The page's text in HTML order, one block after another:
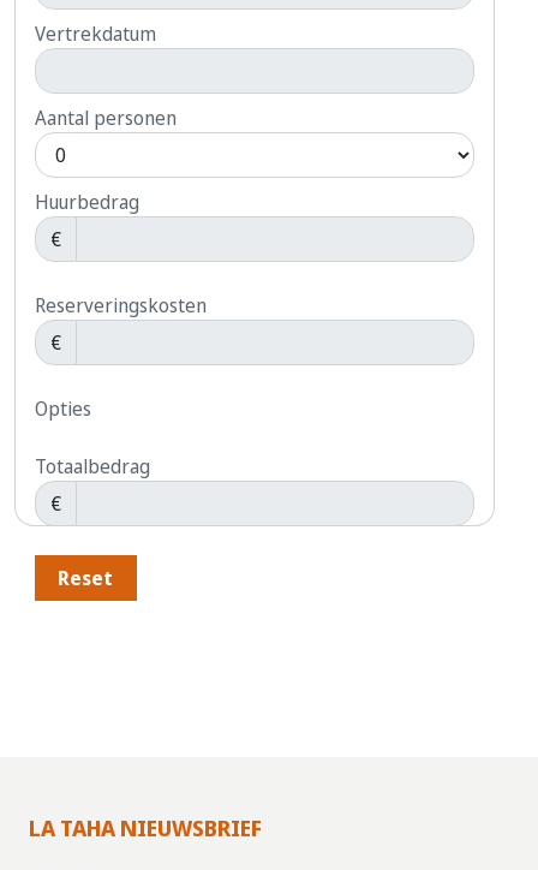
Vertrekdatum
Aantal personen
Huurbedrag
€
Reserveringskosten
€
Opties
Totaalbedrag
€
Reset
LA TAHA NIEUWSBRIEF